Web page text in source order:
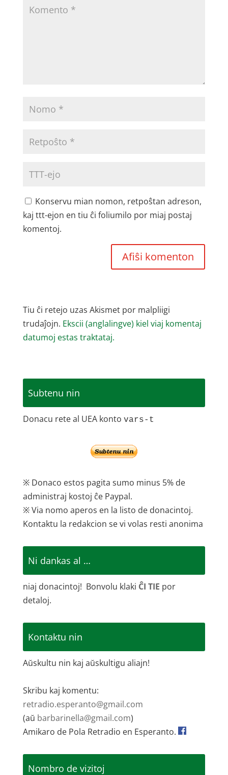
Konservu mian nomon, retpoŝtan adreson,
kaj ttt-ejon en tiu ĉi foliumilo por miaj postaj
komentoj.
Tiu ĉi retejo uzas Akismet por malpliigi
trudaĵojn. Ekscii (anglalingve) kiel viaj komentaj
datumoj estas traktataj.
Subtenu nin
Donacu rete al UEA konto vars-t
※ Donaco estos pagita sumo minus 5% de
administraj kostoj ĉe Paypal.
※ Via nomo aperos en la listo de donacintoj.
Kontaktu la redakcion se vi volas resti anonima
Ni dankas al …
niaj donacintoj! Bonvolu klaki ĈI TIE por
detaloj.
Kontaktu nin
Aŭskultu nin kaj aŭskultigu aliajn!
Skribu kaj komentu:
retradio.esperanto@gmail.com
(aŭ barbarinella@gmail.com)
Amikaro de Pola Retradio en Esperanto.
Nombro de vizitoj